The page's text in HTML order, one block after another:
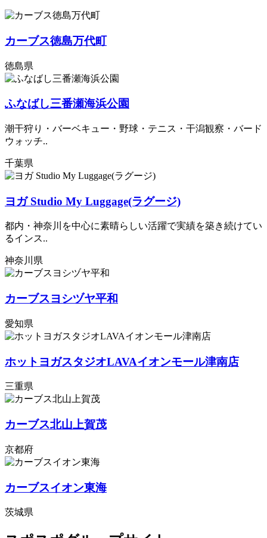
カーブス徳島万代町
徳島県
ふなばし三番瀬海浜公園
潮干狩り・バーベキュー・野球・テニス・干潟観察・バード
ウォッチ..
千葉県
ヨガ Studio My Luggage(ラグージ)
都内・神奈川を中心に素晴らしい活躍で実績を築き続けてい
るインス..
神奈川県
カーブスヨシヅヤ平和
愛知県
ホットヨガスタジオLAVAイオンモール津南店
三重県
カーブス北山上賀茂
京都府
カーブスイオン東海
茨城県